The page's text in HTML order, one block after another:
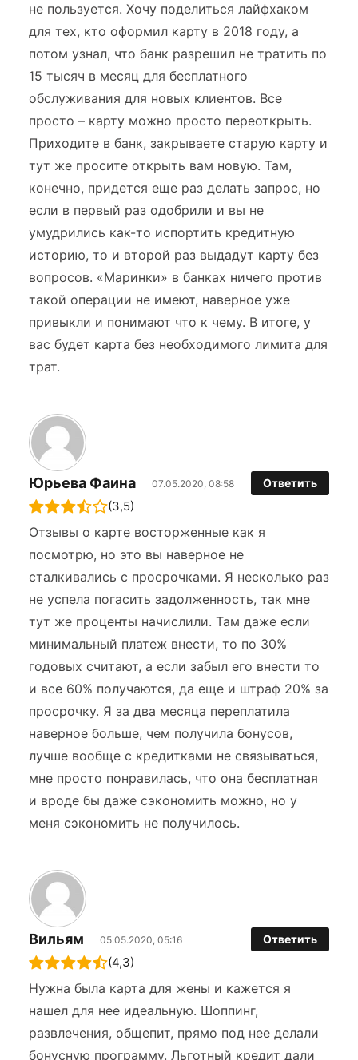
не пользуется. Хочу поделиться лайфхаком
для тех, кто оформил карту в 2018 году, а
потом узнал, что банк разрешил не тратить по
15 тысяч в месяц для бесплатного
обслуживания для новых клиентов. Все
просто – карту можно просто переоткрыть.
Приходите в банк, закрываете старую карту и
тут же просите открыть вам новую. Там,
конечно, придется еще раз делать запрос, но
если в первый раз одобрили и вы не
умудрились как-то испортить кредитную
историю, то и второй раз выдадут карту без
вопросов. «Маринки» в банках ничего против
такой операции не имеют, наверное уже
привыкли и понимают что к чему. В итоге, у
вас будет карта без необходимого лимита для
трат.
Юрьева Фаина 07.05.2020, 08:58 Ответить
(3,5)
Отзывы о карте восторженные как я
посмотрю, но это вы наверное не
сталкивались с просрочками. Я несколько раз
не успела погасить задолженность, так мне
тут же проценты начислили. Там даже если
минимальный платеж внести, то по 30%
годовых считают, а если забыл его внести то
и все 60% получаются, да еще и штраф 20% за
просрочку. Я за два месяца переплатила
наверное больше, чем получила бонусов,
лучше вообще с кредитками не связываться,
мне просто понравилась, что она бесплатная
и вроде бы даже сэкономить можно, но у
меня сэкономить не получилось.
Вильям 05.05.2020, 05:16 Ответить
(4,3)
Нужна была карта для жены и кажется я
нашел для нее идеальную. Шоппинг,
развлечения, общепит, прямо под нее делали
бонусную программу. Льготный кредит дали